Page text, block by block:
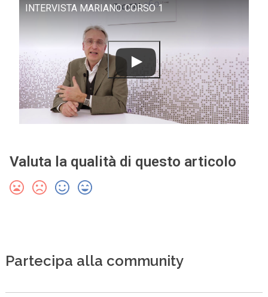
INTERVISTA MARIANO CORSO 1
Valuta la qualità di questo articolo
Partecipa alla community